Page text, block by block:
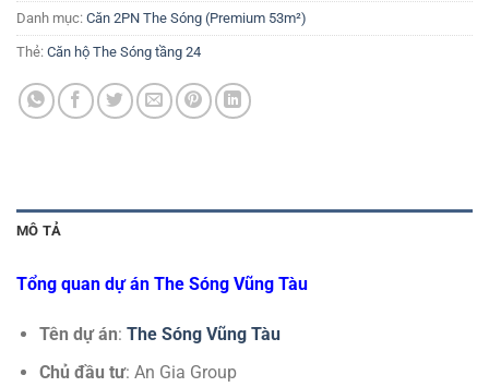
Danh mục: Căn 2PN The Sóng (Premium 53m²)
Thẻ: Căn hộ The Sóng tầng 24
MÔ TẢ
Tổng quan dự án The Sóng Vũng Tàu
Tên dự án: The Sóng Vũng Tàu
Chủ đầu tư: An Gia Group